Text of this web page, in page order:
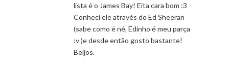
lista é o James Bay! Eita cara bom :3
Conheci ele através do Ed Sheeran
(sabe como é né, Edinho é meu parça
:v )e desde então gosto bastante!
Beijos.